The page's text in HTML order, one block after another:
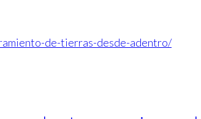
de-tierras-desde-adentro/